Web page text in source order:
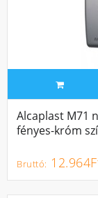
Alcaplast M71
fényes-króm